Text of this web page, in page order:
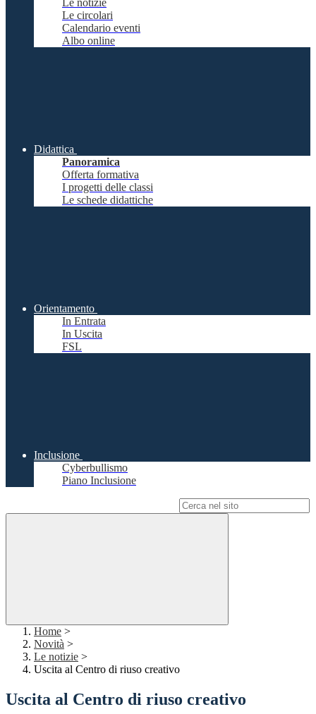
Le notizie
Le circolari
Calendario eventi
Albo online
Didattica
Panoramica
Offerta formativa
I progetti delle classi
Le schede didattiche
Orientamento
In Entrata
In Uscita
FSL
Inclusione
Cyberbullismo
Piano Inclusione
Home >
Novità >
Le notizie >
Uscita al Centro di riuso creativo
Uscita al Centro di riuso creativo